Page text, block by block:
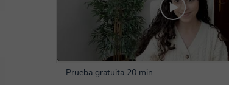
Prueba gratuita 20 min.